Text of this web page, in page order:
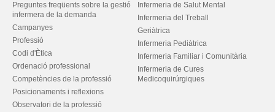
Preguntes freqüents sobre la gestió
infermera de la demanda
Campanyes
Professió
Codi d'Ètica
Ordenació professional
Competències de la professió
Posicionaments i reflexions
Observatori de la professió
Infermeria de Salut Mental
Infermeria del Treball
Geriàtrica
Infermeria Pediàtrica
Infermeria Familiar i Comunitària
Infermeria de Cures
Medicoquirúrgiques